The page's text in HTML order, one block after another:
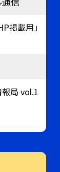
掲載用」
局 vol.1